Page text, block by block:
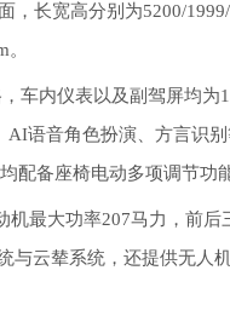
长宽高分别为5200/
车内仪表以及副驾屏均
语音角色扮演、方言识
配备座椅电动多项调节功
最大功率207马力，前
与云辇系统，还提供无人